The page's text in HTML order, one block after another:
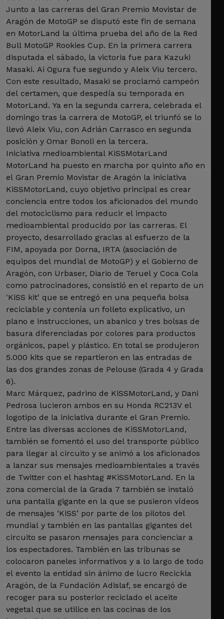
Junto a las carreras del Gran Premio Movistar de
Aragón de MotoGP se disputó este fin de semana
en MotorLand la última prueba del año de la Red
Bull MotoGP Rookies Cup. En la primera carrera
disputada el sábado, la victoria fue para Kazuki
Masaki. Ai Ogura fue segundo y Aleix Viu tercero.
Con este resultado, Masaki se proclamó campeón
del certamen, que despedía su temporada en
MotorLand. Ya en la segunda carrera, celebrada el
domingo tras la carrera de MotoGP, el triunfó se lo
llevó Aleix Viu, con Adrián Carrasco en segunda
posición y Omar Bonoli en la tercera.
Iniciativa medioambiental KiSSMotarLand
MotorLand ha puesto en marcha por quinto año en
el Gran Premio Movistar de Aragón la iniciativa
KiSSMotorLand, cuyo objetivo principal es crear
conciencia entre todos los aficionados del mundo
del motociclismo para reducir el impacto
medioambiental producido por las carreras. El
proyecto, desarrollado gracias al esfuerzo de la
FIM, apoyada por Dorna, IRTA (asociación de
equipos del mundial de MotoGP) y el Gobierno de
Aragón, con Urbaser, Diario de Teruel y Coca Cola
como patrocinadores, consistió en el reparto de un
'KiSS kit' que se entregó en una pequeña bolsa
reciclable y contenía un folleto explicativo, un
plano e instrucciones, un abanico y tres bolsas de
basura diferenciadas por colores para productos
orgánicos, papel y plástico. En total se produjeron
5.000 kits que se repartieron en las entradas de
las dos grandes zonas de Pelouse (Grada 4 y Grada
6).
Marc Márquez, padrino de KiSSMotorLand, y Dani
Pedrosa lucieron ambos en su Honda RC213V el
logotipo de la iniciativa durante el Gran Premio.
Entre las diversas acciones de KiSSMotorLand,
también se fomentó el uso del transporte público
para llegar al circuito y se animó a los aficionados
a lanzar sus mensajes medioambientales a través
de Twitter con el hashtag #KiSSMotorLand. En la
zona comercial de la Grada 7 también se instaló
una pantalla gigante en la que se pusieron vídeos
de mensajes ‘KiSS’ por parte de los pilotos del
mundial y también en las pantallas gigantes del
circuito se pasaron mensajes para concienciar a
los espectadores. También en las tribunas se
colocaron paneles informativos y a lo largo de todo
el evento la entidad sin ánimo de lucro Recickla
Aragón, de la Fundación Adislaf, se encargó de
recoger para su posterior reciclado el aceite
vegetal que se utilice en las cocinas de los